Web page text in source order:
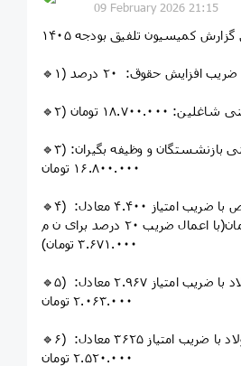
09 February 2026 21:15
🔹۱) ضریب افزایش حقوق: ۲۰ درصد
۱۸.۷۰۰.۰۰۰ تومان
🔹۳) حداقل حکم کارگزینی بازنشستگان و وظیفه بگیران:
۱۶.۸۰۰.۰۰۰ تومان
🔹۴) فوق العاده خاص با ضریب امتیاز ۴.۴۰۰ معادل:
۳.۰۵۹.۰۰۰ تومان(با اعمال ضریب ۲۰ درصد برای ن م
۳.۶۷۱.۰۰۰ تومان)
🔹۵) کمک هزینه اولاد با ضریب امتیاز ۲.۹۶۷ معادل:
۲.۰۶۳.۰۰۰ تومان
🔹۶) کمک هزینه عائله و اولاد با ضریب امتیاز ۳۶۲۵ معادل:
۲.۵۲۰.۰۰۰ تومان